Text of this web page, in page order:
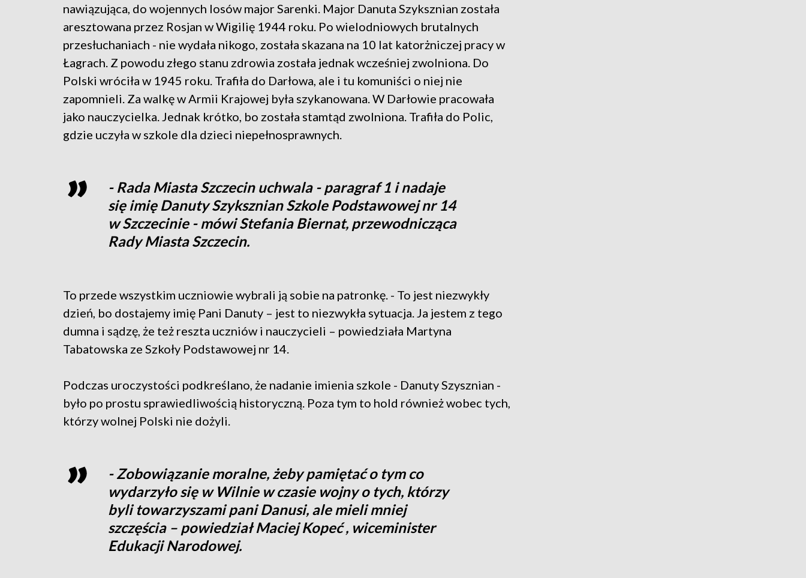
nawiązująca, do wojennych losów major Sarenki. Major Danuta Szyksznian została
aresztowana przez Rosjan w Wigilię 1944 roku. Po wielodniowych brutalnych
przesłuchaniach - nie wydała nikogo, została skazana na 10 lat katorżniczej pracy w
Łagrach. Z powodu złego stanu zdrowia została jednak wcześniej zwolniona. Do
Polski wróciła w 1945 roku. Trafiła do Darłowa, ale i tu komuniści o niej nie
zapomnieli. Za walkę w Armii Krajowej była szykanowana. W Darłowie pracowała
jako nauczycielka. Jednak krótko, bo została stamtąd zwolniona. Trafiła do Polic,
gdzie uczyła w szkole dla dzieci niepełnosprawnych.
- Rada Miasta Szczecin uchwala - paragraf 1 i nadaje
się imię Danuty Szyksznian Szkole Podstawowej nr 14
w Szczecinie - mówi Stefania Biernat, przewodnicząca
Rady Miasta Szczecin.
To przede wszystkim uczniowie wybrali ją sobie na patronkę. - To jest niezwykły
dzień, bo dostajemy imię Pani Danuty – jest to niezwykła sytuacja. Ja jestem z tego
dumna i sądzę, że też reszta uczniów i nauczycieli – powiedziała Martyna
Tabatowska ze Szkoły Podstawowej nr 14.
Podczas uroczystości podkreślano, że nadanie imienia szkole - Danuty Szysznian -
było po prostu sprawiedliwością historyczną. Poza tym to hold również wobec tych,
którzy wolnej Polski nie dożyli.
- Zobowiązanie moralne, żeby pamiętać o tym co
wydarzyło się w Wilnie w czasie wojny o tych, którzy
byli towarzyszami pani Danusi, ale mieli mniej
szczęścia – powiedział Maciej Kopeć , wiceminister
Edukacji Narodowej.